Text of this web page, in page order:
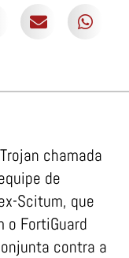
chamada
de
Scitum, que
FortiGuard
contra a